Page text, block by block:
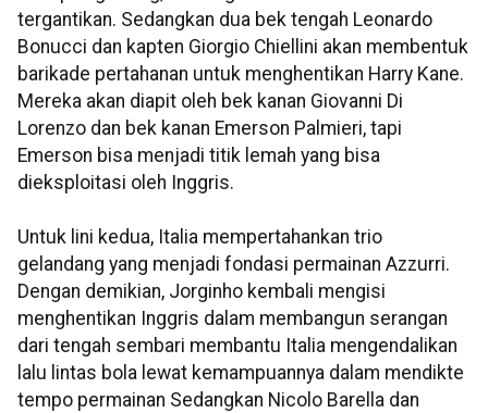
tergantikan. Sedangkan dua bek tengah Leonardo
Bonucci dan kapten Giorgio Chiellini akan membentuk
barikade pertahanan untuk menghentikan Harry Kane.
Mereka akan diapit oleh bek kanan Giovanni Di
Lorenzo dan bek kanan Emerson Palmieri, tapi
Emerson bisa menjadi titik lemah yang bisa
dieksploitasi oleh Inggris.
Untuk lini kedua, Italia mempertahankan trio
gelandang yang menjadi fondasi permainan Azzurri.
Dengan demikian, Jorginho kembali mengisi
menghentikan Inggris dalam membangun serangan
dari tengah sembari membantu Italia mengendalikan
lalu lintas bola lewat kemampuannya dalam mendikte
tempo permainan Sedangkan Nicolo Barella dan